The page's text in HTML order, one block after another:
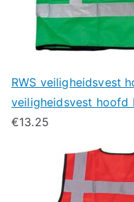
RWS veiligheidsvest
veiligheidsvest hoofd
€13.25